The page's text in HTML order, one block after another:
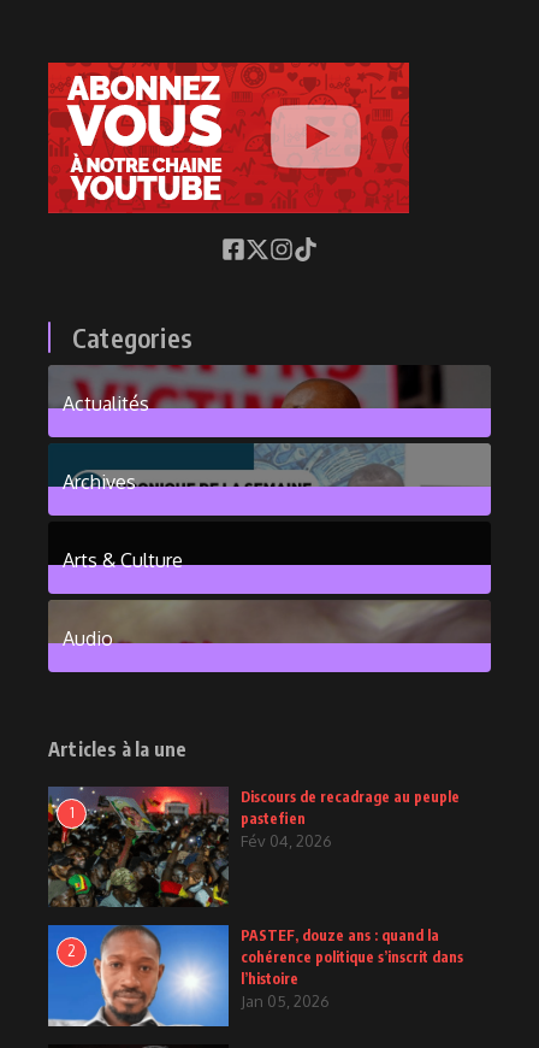
Categories
Actualités
376Posts
Archives
Arts & Culture
6Posts
Audio
Articles à la une
1
Discours de recadrage au peuple
pastefien
Fév 04, 2026
2
PASTEF, douze ans : quand la
cohérence politique s’inscrit dans
l’histoire
Jan 05, 2026